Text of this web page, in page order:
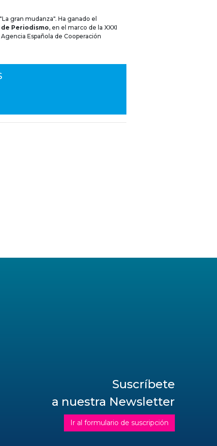
gran mudanza". Ha ganado el
Periodismo, en el marco de la XXXI
Española de Cooperación
Suscríbete
a nuestra Newsletter
Ir al formulario de suscripción